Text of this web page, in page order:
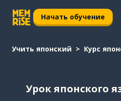
Начать обучение
Учить японский Курс
Урок японского